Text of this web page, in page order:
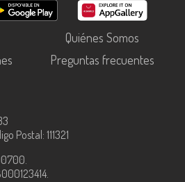
Quiénes Somos
Preguntas frecuentes
Postal: 111321